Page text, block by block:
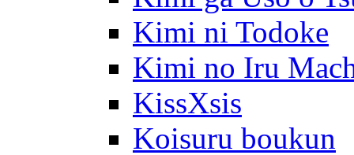
Kimi ni Todoke
Kimi no Iru
KissXsis
Koisuru boukun